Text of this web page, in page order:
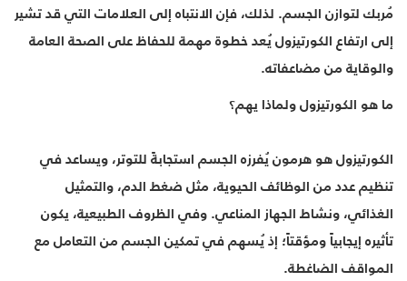
مُربك لتوازن الجسم. لذلك، فإن الانتباه إلى العلامات التي قد تشير
إلى ارتفاع الكورتيزول يُعد خطوة مهمة للحفاظ على الصحة العامة
والوقاية من مضاعفاته.
ما هو الكورتيزول ولماذا يهم؟
الكورتيزول هو هرمون يُفرزه الجسم استجابةً للتوتر، ويساعد في
تنظيم عدد من الوظائف الحيوية، مثل ضغط الدم، والتمثيل
الغذائي، ونشاط الجهاز المناعي. وفي الظروف الطبيعية، يكون
تأثيره إيجابياً ومؤقتاً؛ إذ يُسهم في تمكين الجسم من التعامل مع
المواقف الضاغطة.